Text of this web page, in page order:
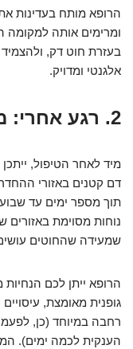
הרופא מותח בעדינות
ומרימים אותה למקומה
בעזרת חוט דק,
אלגנטי ומדויק.
2. רגע אחרי: מה לצפות ואיך להתנהל?
מיד לאחר הטיפול,
דם קטנים באזורי
תוך מספר ימים עד
נוחות מסוימת באזורים
שמעידה שהחוטים
הרופא ייתן לכם הנחיות
גופנית מאומצת,
רחבה במיוחד (כן,
הענקית לכמה ימים).